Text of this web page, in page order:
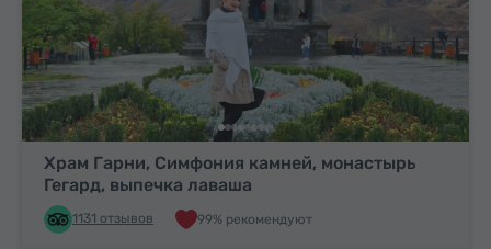
Храм Гарни, Симфония камней, монастырь
Гегард, выпечка лаваша
1131 отзывов 99% рекомендуют